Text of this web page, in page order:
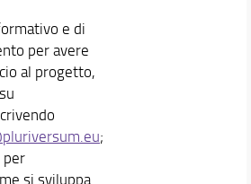
e di
per avere
al progetto,
;
per
si sviluppa